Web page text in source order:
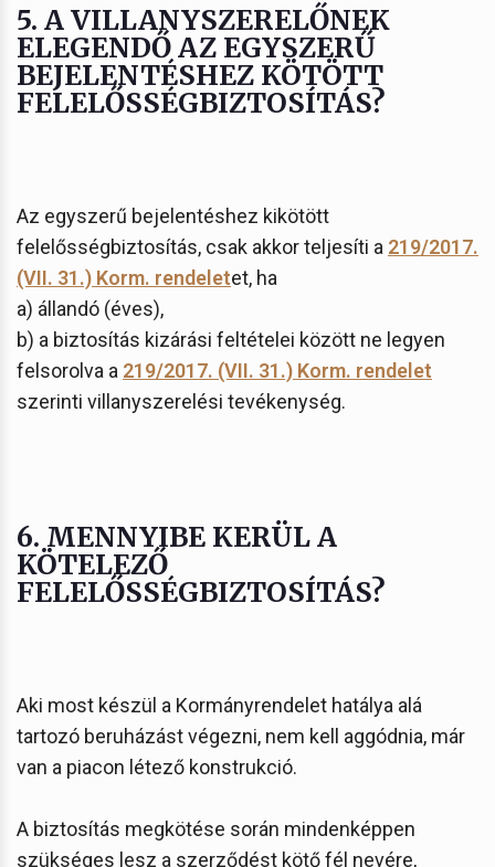
5. A VILLANYSZERELŐNEK
ELEGENDŐ AZ EGYSZERŰ
BEJELENTÉSHEZ KÖTÖTT
FELELŐSSÉGBIZTOSÍTÁS?
Az egyszerű bejelentéshez kikötött
felelősségbiztosítás, csak akkor teljesíti a 219/2017.
(VII. 31.) Korm. rendeletet, ha
a) állandó (éves),
b) a biztosítás kizárási feltételei között ne legyen
felsorolva a 219/2017. (VII. 31.) Korm. rendelet
szerinti villanyszerelési tevékenység.
6. MENNYIBE KERÜL A
KÖTELEZŐ
FELELŐSSÉGBIZTOSÍTÁS?
Aki most készül a Kormányrendelet hatálya alá
tartozó beruházást végezni, nem kell aggódnia, már
van a piacon létező konstrukció.
A biztosítás megkötése során mindenképpen
szükséges lesz a szerződést kötő fél nevére,